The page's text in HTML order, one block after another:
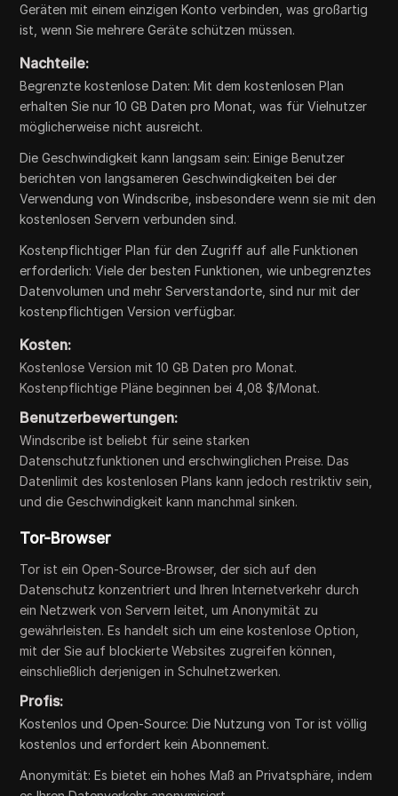
Geräten mit einem einzigen Konto verbinden, was großartig
ist, wenn Sie mehrere Geräte schützen müssen.
Nachteile:
Begrenzte kostenlose Daten: Mit dem kostenlosen Plan
erhalten Sie nur 10 GB Daten pro Monat, was für Vielnutzer
möglicherweise nicht ausreicht.
Die Geschwindigkeit kann langsam sein: Einige Benutzer
berichten von langsameren Geschwindigkeiten bei der
Verwendung von Windscribe, insbesondere wenn sie mit den
kostenlosen Servern verbunden sind.
Kostenpflichtiger Plan für den Zugriff auf alle Funktionen
erforderlich: Viele der besten Funktionen, wie unbegrenztes
Datenvolumen und mehr Serverstandorte, sind nur mit der
kostenpflichtigen Version verfügbar.
Kosten:
Kostenlose Version mit 10 GB Daten pro Monat.
Kostenpflichtige Pläne beginnen bei 4,08 $/Monat.
Benutzerbewertungen:
Windscribe ist beliebt für seine starken
Datenschutzfunktionen und erschwinglichen Preise. Das
Datenlimit des kostenlosen Plans kann jedoch restriktiv sein,
und die Geschwindigkeit kann manchmal sinken.
Tor-Browser
Tor ist ein Open-Source-Browser, der sich auf den
Datenschutz konzentriert und Ihren Internetverkehr durch
ein Netzwerk von Servern leitet, um Anonymität zu
gewährleisten. Es handelt sich um eine kostenlose Option,
mit der Sie auf blockierte Websites zugreifen können,
einschließlich derjenigen in Schulnetzwerken.
Profis:
Kostenlos und Open-Source: Die Nutzung von Tor ist völlig
kostenlos und erfordert kein Abonnement.
Anonymität: Es bietet ein hohes Maß an Privatsphäre, indem